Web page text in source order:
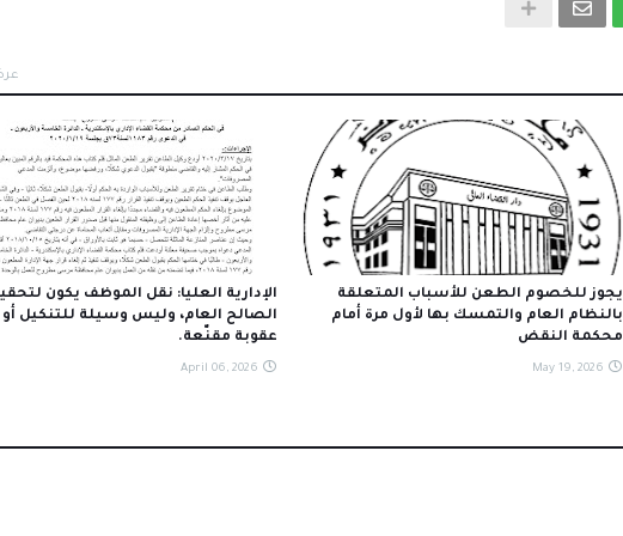
يجوز للخصوم الطعن للأسباب المتعلقة
بالنظام العام والتمسك بها لأول مرة أمام
محكمة النقض
May 19, 2026
الإدارية العليا: نقل الموظف يكون
الصالح العام، وليس وسيلة للتنكيل أو
عقوبة مقنّعة.
April 06, 2026